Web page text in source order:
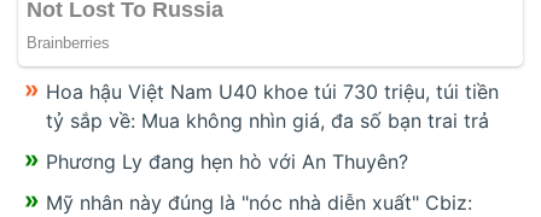
Hoa hậu Việt Nam U40 khoe túi 730 triệu, túi tiền
tỷ sắp về: Mua không nhìn giá, đa số bạn trai trả
Phương Ly đang hẹn hò với An Thuyên?
Mỹ nhân này đúng là "nóc nhà diễn xuất" Cbiz: